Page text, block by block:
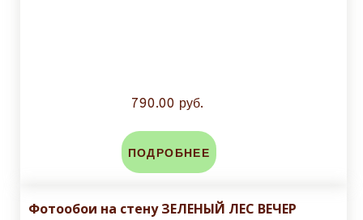
790.00 руб.
ПОДРОБНЕЕ
Фотообои на стену ЗЕЛЕНЫЙ ЛЕС ВЕЧЕР